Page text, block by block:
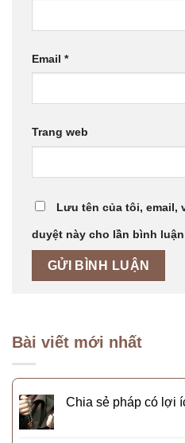
Email *
Trang web
Lưu tên của tôi, email,
duyệt này cho lần bình
Bài viết mới nhất
Chia sẻ pháp có lợi